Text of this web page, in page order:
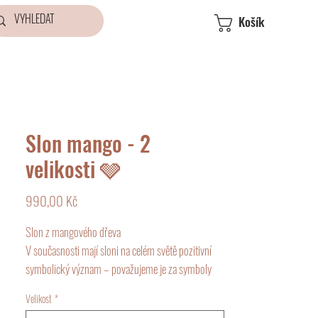
Košík
Slon mango - 2
velikosti 🩶
990,00 KčCena
Slon z mangového dřeva
V současnosti mají sloni na celém světě pozitivní
symbolický význam – považujeme je za symboly
život představují také symbol loajality, společenství
Velikost*